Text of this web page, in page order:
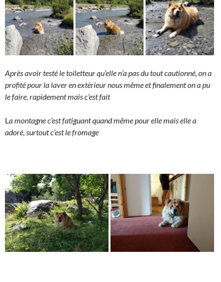
Après avoir testé le toiletteur qu’elle n’a pas du tout cautionné, on a
profité pour la laver en extérieur nous même et finalement on a pu
le faire, rapidement mais c’est fait
La montagne c’est fatiguant quand même pour elle mais elle a
adoré, surtout c’est le fromage